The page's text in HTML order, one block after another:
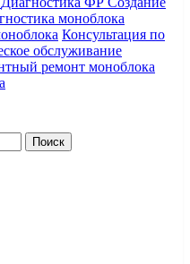
моноблока
Консультация по
обслуживание
ремонт моноблока